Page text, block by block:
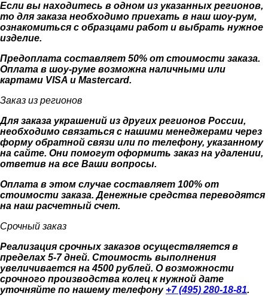
Если вы находитесь в одном из указанных регионов,
то для заказа необходимо приехать в наш шоу-рум,
ознакомиться с образцами работ и выбрать нужное
изделие.
Предоплата составляет 50% от стоимости заказа.
Оплата в шоу-руме возможна наличными или
картами VISA и Mastercard.
Заказ из регионов
Для заказа украшений из других регионов России,
необходимо связаться с нашими менеджерами через
форму обратной связи или по телефону, указанному
на сайте. Они помогут оформить заказ на удалении,
ответив на все Ваши вопросы.
Оплата в этом случае составляет 100% от
стоимости заказа. Денежные средства переводятся
на наш расчетный счет.
Срочный заказ
Реализация срочных заказов осуществляется в
пределах 5-7 дней. Стоимость выполнения
увеличивается на 4500 рублей. О возможности
срочного производства колец к нужной дате
уточняйте по нашему телефону +7 (495) 280-18-81.